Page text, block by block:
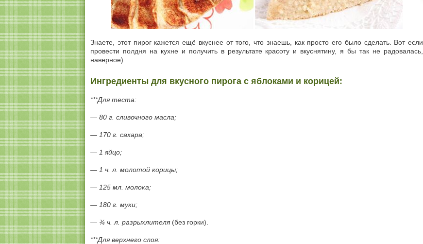
Знаете, этот пирог кажется ещё вкуснее от того, что знаешь, как просто его было сделать. Вот если
провести полдня на кухне и получить в результате красоту и вкуснятину, я бы так не радовалась,
наверное)
Ингредиенты для вкусного пирога с яблоками и корицей:
***Для теста:
— 80 г. сливочного масла;
— 170 г. сахара;
— 1 яйцо;
— 1 ч. л. молотой корицы;
— 125 мл. молока;
— 180 г. муки;
— ¾ ч. л. разрыхлителя (без горки).
***Для верхнего слоя: